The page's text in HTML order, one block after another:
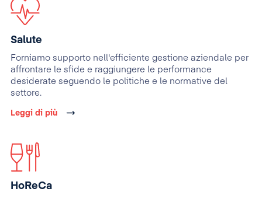
Salute
Forniamo supporto nell'efficiente gestione aziendale per
affrontare le sfide e raggiungere le performance
desiderate seguendo le politiche e le normative del
settore.
Leggi di più
HoReCa